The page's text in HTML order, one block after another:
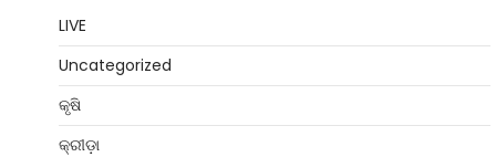
LIVE
Uncategorized
କୃଷି
କ୍ରୀଡ଼ା